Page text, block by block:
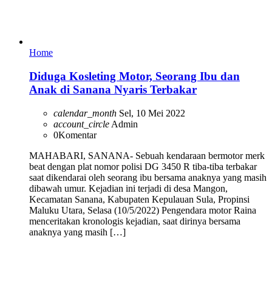
Home
Diduga Kosleting Motor, Seorang Ibu dan
Anak di Sanana Nyaris Terbakar
calendar_month Sel, 10 Mei 2022
account_circle Admin
0Komentar
MAHABARI, SANANA- Sebuah kendaraan bermotor merk
beat dengan plat nomor polisi DG 3450 R tiba-tiba terbakar
saat dikendarai oleh seorang ibu bersama anaknya yang masih
dibawah umur. Kejadian ini terjadi di desa Mangon,
Kecamatan Sanana, Kabupaten Kepulauan Sula, Propinsi
Maluku Utara, Selasa (10/5/2022) Pengendara motor Raina
menceritakan kronologis kejadian, saat dirinya bersama
anaknya yang masih […]